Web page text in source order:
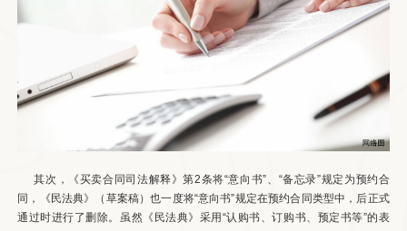
其次，《买卖合同司法解释》第2条将“意向书”、“备忘录”规定为预约合
同，《民法典》（草案稿）也一度将“意向书”规定在预约合同类型中，后正式
通过时进行了删除。虽然《民法典》采用“认购书、订购书、预定书等”的表